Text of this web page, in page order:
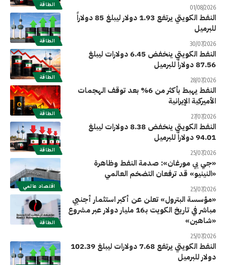
الطاقة 01/08/2026
الطاقة
النفط الكويتي يرتفع 1.93 دولار ليبلغ 85 دولاراً
للبرميل
30/07/2026
الطاقة
النفط الكويتي ينخفض 6.45 دولارات ليبلغ
87.56 دولاراً للبرميل
28/07/2026
الطاقة
النفط يهبط بأكثر من 6% بعد توقف الهجمات
الأميركية الإيرانية
27/07/2026
الطاقة
النفط الكويتي ينخفض 8.38 دولارات ليبلغ
94.01 دولاراً للبرميل
25/07/2026
اقتصاد عالمي
«جي بي مورغان»: صدمة النفط وظاهرة
«النينيو» قد ترفعان التضخم العالمي
25/07/2026
الطاقة
«مؤسسة البترول» تعلن عن أكبر استثمار أجنبي
مباشر في تاريخ الكويت بـ16 مليار دولار عبر مشروع
«شاهين»
25/07/2026
النفط الكويتي يرتفع 7.68 دولارات ليبلغ 102.39
دولار للبرميل